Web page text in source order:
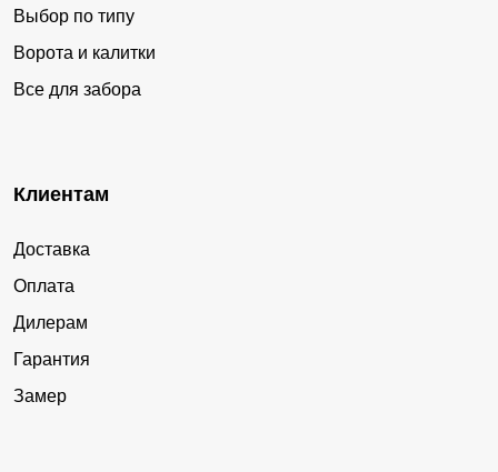
Выбор по типу
Ворота и калитки
Все для забора
Клиентам
Доставка
Оплата
Дилерам
Гарантия
Замер